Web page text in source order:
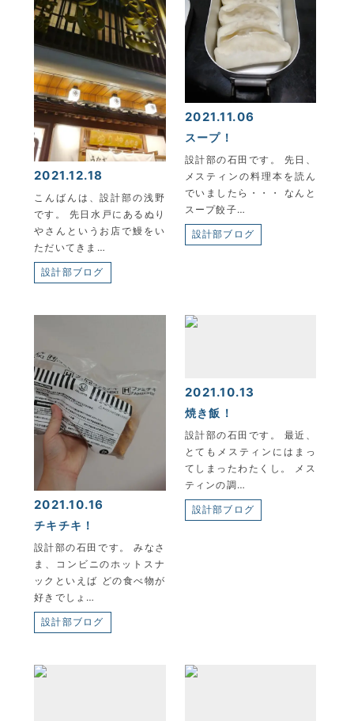
2021.12.18
こんばんは、設計部の浅野
です。 先日水戸にあるぬり
やさんというお店で鰻をい
ただいてきま…
設計部ブログ
2021.11.06
スープ！
設計部の石田です。 先日、
メスティンの料理本を読ん
でいましたら・・・ なんと
スープ餃子…
設計部ブログ
2021.10.16
チキチキ！
設計部の石田です。 みなさ
ま、コンビニのホットスナ
ックといえば どの食べ物が
好きでしょ…
設計部ブログ
2021.10.13
焼き飯！
設計部の石田です。 最近、
とてもメスティンにはまっ
てしまったわたくし。 メス
ティンの調…
設計部ブログ